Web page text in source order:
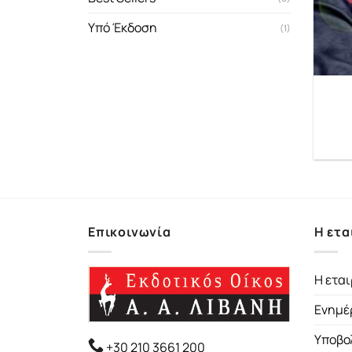
Υπό Έκδοση (1)
Επικοινωνία
+30 210 3661 200
Η
Η